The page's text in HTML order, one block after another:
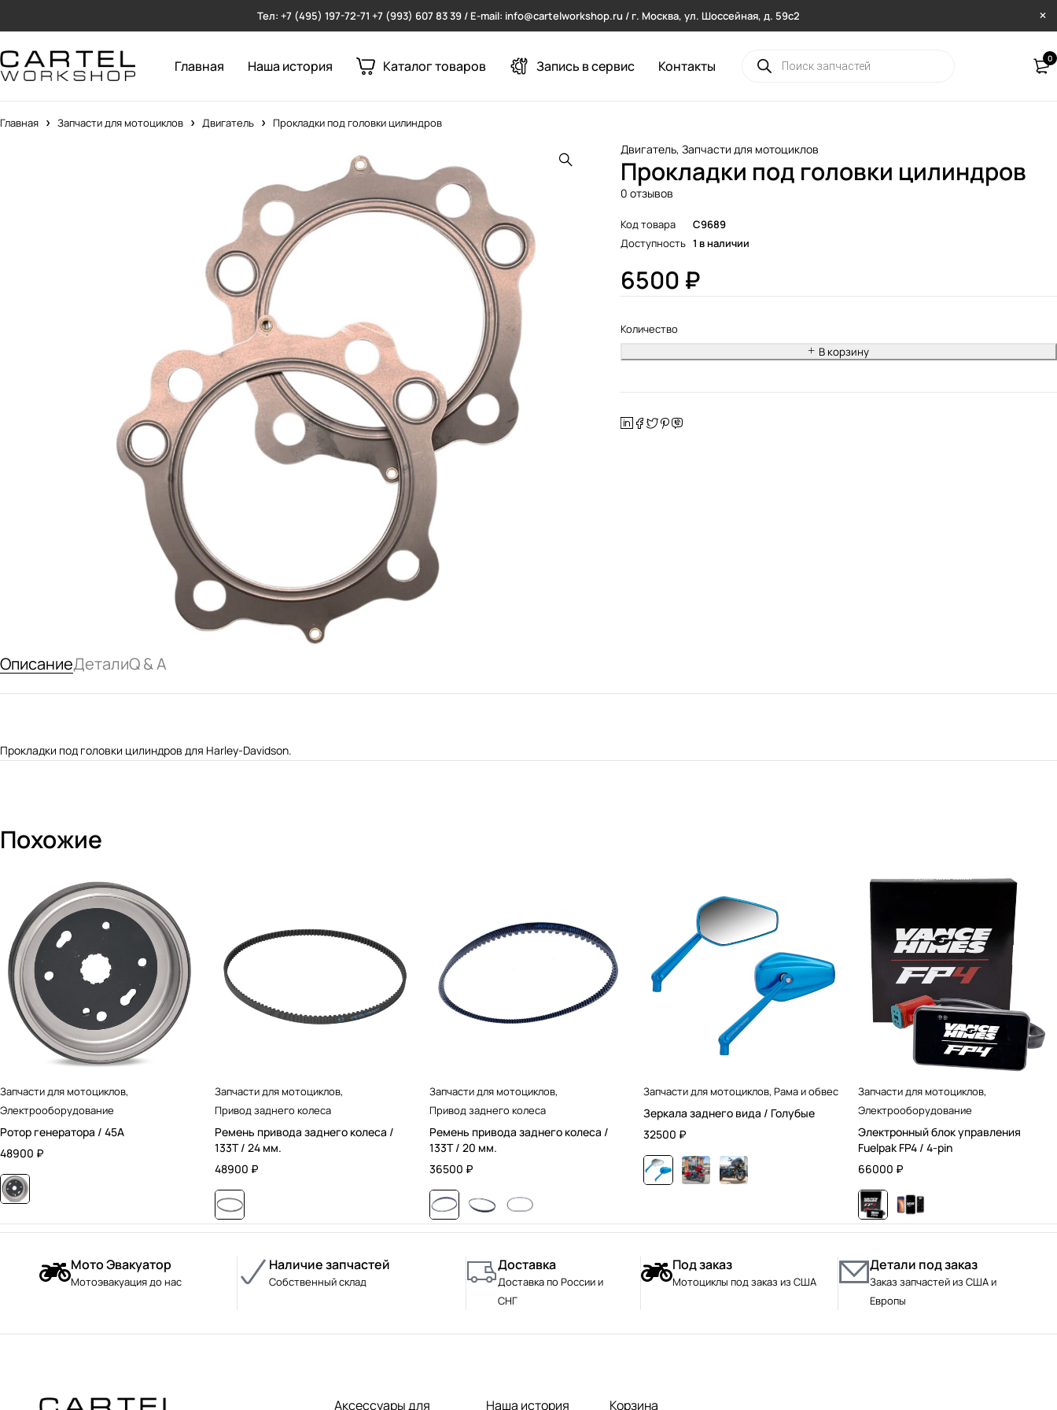
Тел: +7 (495) 197-72-71 +7 (993) 607 83 39 / E-mail: info@cartelworkshop.ru / г. Москва, ул. Шоссейная, д. 59с2
Главная Наша история Каталог товаров Запись в сервис Контакты 0
Главная Запчасти для мотоциклов Двигатель Прокладки под головки цилиндров
Двигатель,Запчасти для мотоциклов
Прокладки под головки цилиндров
0 отзывов
Код товара
C9689
Доступность 1 в наличии
6500 ₽
Количество
В корзину
ОписаниеДеталиQ & A
Прокладки под головки цилиндров для Harley-Davidson.
Похожие
Запчасти для мотоциклов,
Электрооборудование
Ротор генератора / 45А
48900 ₽
Запчасти для мотоциклов,
Привод заднего колеса
Ремень привода заднего колеса /
133T / 24 мм.
48900 ₽
Запчасти для мотоциклов,
Привод заднего колеса
Ремень привода заднего колеса /
133T / 20 мм.
36500 ₽
Запчасти для мотоциклов,Рама и обвес
Зеркала заднего вида / Голубые
32500 ₽
Запчасти для мотоциклов,
Электрооборудование
Электронный блок управления
Fuelpak FP4 / 4-pin
66000 ₽
Мото Эвакуатор
Мотоэвакуация до нас
Наличие запчастей
Собственный склад
Доставка
Доставка по России и
СНГ
Под заказ
Мотоциклы под заказ из США
Детали под заказ
Заказ запчастей из США и
Европы
Аксессуары для Наша история Корзина